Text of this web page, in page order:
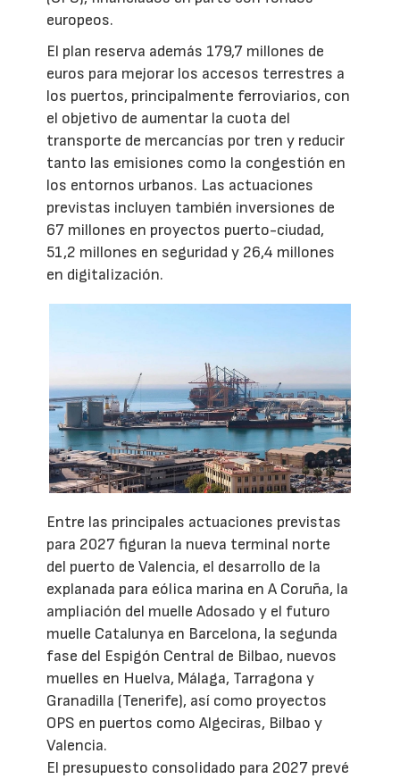
europeos.
El plan reserva además 179,7 millones de
euros para mejorar los accesos terrestres a
los puertos, principalmente ferroviarios, con
el objetivo de aumentar la cuota del
transporte de mercancías por tren y reducir
tanto las emisiones como la congestión en
los entornos urbanos. Las actuaciones
previstas incluyen también inversiones de
67 millones en proyectos puerto-ciudad,
51,2 millones en seguridad y 26,4 millones
en digitalización.
Entre las principales actuaciones previstas
para 2027 figuran la nueva terminal norte
del puerto de Valencia, el desarrollo de la
explanada para eólica marina en A Coruña, la
ampliación del muelle Adosado y el futuro
muelle Catalunya en Barcelona, la segunda
fase del Espigón Central de Bilbao, nuevos
muelles en Huelva, Málaga, Tarragona y
Granadilla (Tenerife), así como proyectos
OPS en puertos como Algeciras, Bilbao y
Valencia.
El presupuesto consolidado para 2027 prevé